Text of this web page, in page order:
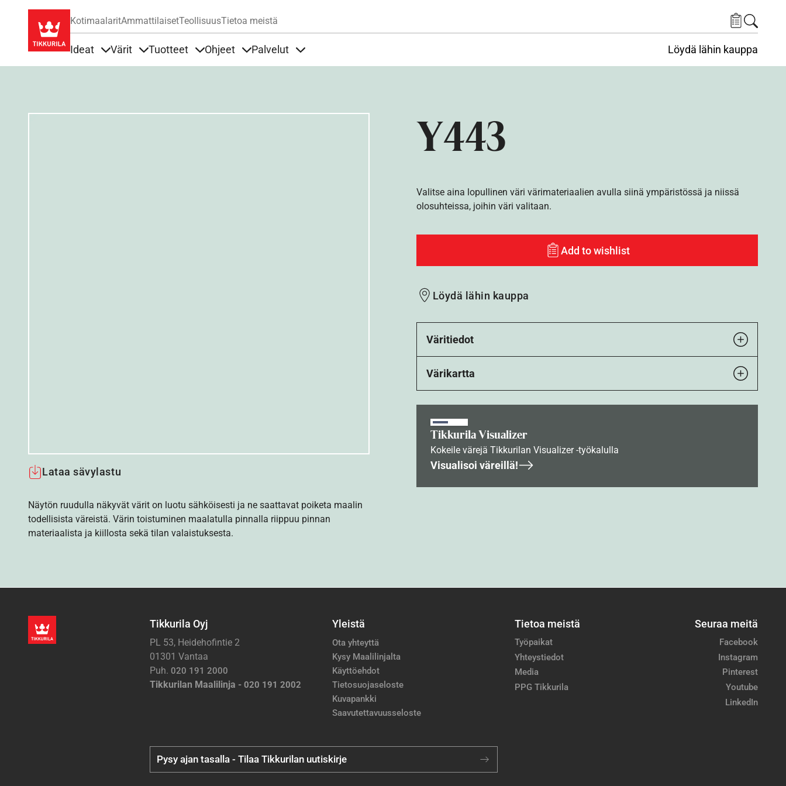
KotimaalaritAmmattilaisetTeollisuusTietoa meistä
Ideat Värit Tuotteet Ohjeet Palvelut Löydä lähin kauppa
Y443
Lataa sävylastu
Näytön ruudulla näkyvät värit on luotu sähköisesti ja ne saattavat poiketa maalin
todellisista väreistä. Värin toistuminen maalatulla pinnalla riippuu pinnan
materiaalista ja kiillosta sekä tilan valaistuksesta.
Valitse aina lopullinen väri värimateriaalien avulla siinä ympäristössä ja niissä
olosuhteissa, joihin väri valitaan.
Add to wishlist
Löydä lähin kauppa
Väritiedot
Värikartta
Tikkurila Visualizer
Kokeile värejä Tikkurilan Visualizer -työkalulla
Visualisoi väreillä!
Tikkurila Oyj
PL 53, Heidehofintie 2
01301 Vantaa
Puh. 020 191 2000
Tikkurilan Maalilinja - 020 191 2002
Yleistä
Ota yhteyttä
Kysy Maalilinjalta
Käyttöehdot
Tietosuojaseloste
Kuvapankki
Saavutettavuusseloste
Tietoa meistä
Työpaikat
Yhteystiedot
Media
PPG Tikkurila
Seuraa meitä
Facebook
Instagram
Pinterest
Youtube
LinkedIn
Pysy ajan tasalla - Tilaa Tikkurilan uutiskirje